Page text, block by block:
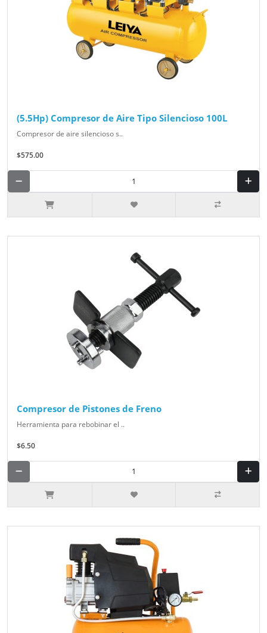
(5.5Hp) Compresor de Aire Tipo Silencioso 100L
Compresor de aire silencioso s..
$575.00
Compresor de Pistones de Freno
Herramienta para rebobinar el ..
$6.50